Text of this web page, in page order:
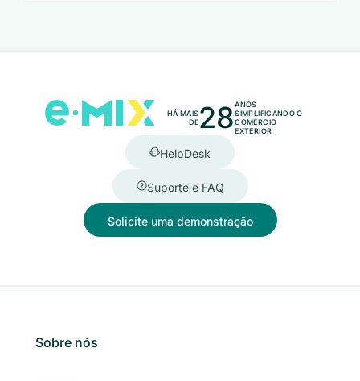
HÁ MAIS
DE28ANOS
SIMPLIFICANDO O
COMÉRCIO
EXTERIOR
HelpDesk
Suporte e FAQ
Solicite uma demonstração
Sobre nós